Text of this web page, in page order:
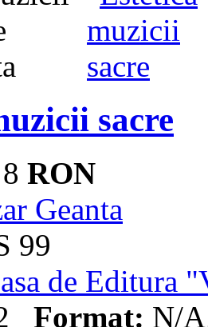
sacre
8 RON
Geanta
99
de Editura
Format: N/